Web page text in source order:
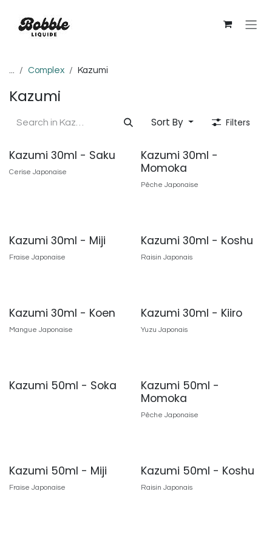
... Complex Kazumi
Kazumi
Sort By Filters
Kazumi 30ml - Saku
Cerise Japonaise
Kazumi 30ml -
Momoka
Pêche Japonaise
Kazumi 30ml - Miji
Fraise Japonaise
Kazumi 30ml - Koshu
Raisin Japonais
Kazumi 30ml - Koen
Mangue Japonaise
Kazumi 30ml - Kiiro
Yuzu Japonais
Kazumi 50ml - Soka
Kazumi 50ml -
Momoka
Pêche Japonaise
Kazumi 50ml - Miji
Fraise Japonaise
Kazumi 50ml - Koshu
Raisin Japonais